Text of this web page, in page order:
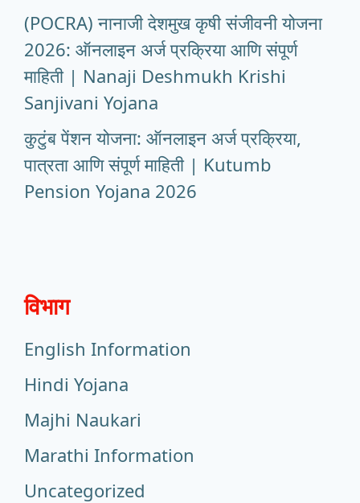
(POCRA) नानाजी देशमुख कृषी संजीवनी योजना
2026: ऑनलाइन अर्ज प्रक्रिया आणि संपूर्ण
माहिती | Nanaji Deshmukh Krishi
Sanjivani Yojana
कुटुंब पेंशन योजना: ऑनलाइन अर्ज प्रक्रिया,
पात्रता आणि संपूर्ण माहिती | Kutumb
Pension Yojana 2026
विभाग
English Information
Hindi Yojana
Majhi Naukari
Marathi Information
Uncategorized